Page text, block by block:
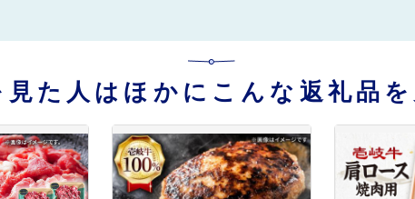
た人はほかにこんな返礼品を